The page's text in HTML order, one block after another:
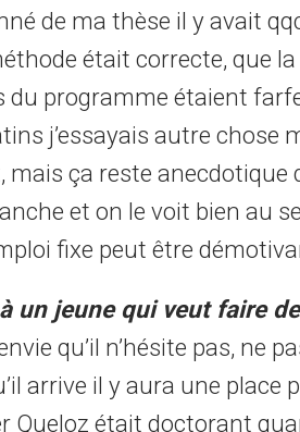
de ma thèse il y avait
était correcte, que
programme étaient
j’essayais autre chose
mais ça reste anecdotique
et on le voit bien au
fixe peut être
un jeune qui veut faire
qu’il n’hésite pas, ne
arrive il y aura une place
Queloz était doctorant